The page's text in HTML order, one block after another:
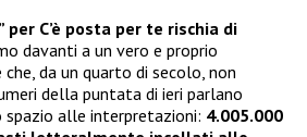
per C’è posta per te rischia di
davanti a un vero e proprio
da un quarto di secolo, non
della puntata di ieri parlano
spazio alle interpretazioni: 4.005.000